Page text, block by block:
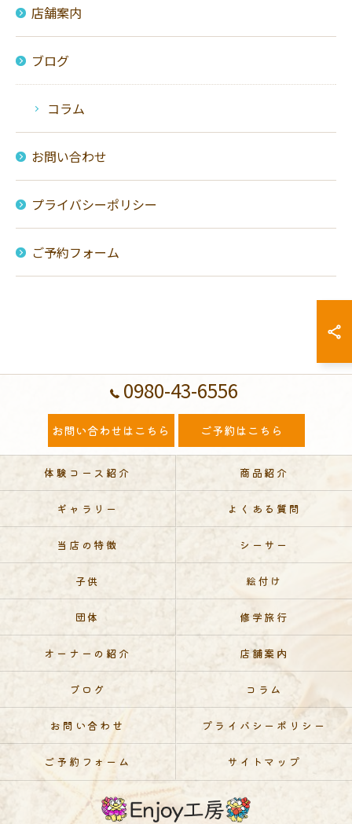
店舗案内
ブログ
コラム
お問い合わせ
プライバシーポリシー
ご予約フォーム
0980-43-6556
お問い合わせはこちら ご予約はこちら
体験コース紹介 商品紹介
ギャラリー よくある質問
当店の特徴 シーサー
子供 絵付け
団体 修学旅行
オーナーの紹介 店舗案内
ブログ コラム
お問い合わせ プライバシーポリシー
ご予約フォーム サイトマップ